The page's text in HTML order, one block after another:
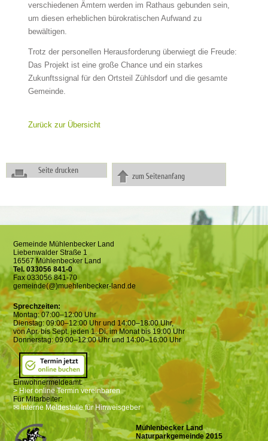
verschiedenen Ämtern werden im Rathaus gebunden sein,
um diesen erheblichen bürokratischen Aufwand zu
bewältigen.
Trotz der personellen Herausforderung überwiegt die Freude:
Das Projekt ist eine große Chance und ein starkes
Zukunftssignal für den Ortsteil Zühlsdorf und die gesamte
Gemeinde.
Zurück zur Übersicht
Seite drucken
zum Seitenanfang
Gemeinde Mühlenbecker Land
Liebenwalder Straße 1
16567 Mühlenbecker Land
Tel. 033056 841-0
Fax 033056 841-70
gemeinde(@)muehlenbecker-land.de
Sprechzeiten:
Montag: 07:00–12:00 Uhr
Dienstag: 09:00–12:00 Uhr und 14:00–18:00 Uhr,
von Apr. bis Sept. jeden 1. Di. im Monat bis 19:00 Uhr
Donnerstag: 09:00–12:00 Uhr und 14:00–16:00 Uhr
Einwohnermeldeamt:
> Hier online Termin vereinbaren
Für Mitarbeiter:
✉ Interne Meldestelle für Hinweisgeber
Mühlenbecker Land
Naturparkgemeinde 2015